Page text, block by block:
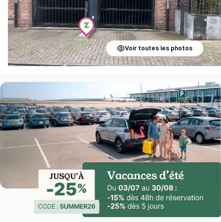
Voir toutes les photos